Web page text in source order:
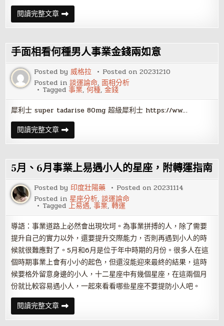
閱讀完整文章吃
什
麼
物
能
夠
提
高
記
憶
力
手面相看何種男人事業金錢兩如意
Posted by威格拉 Posted on20231210
Posted in談運論命,面相分析
Tagged事業,何種,金錢
犀利士 super tadarise 80mg 超級犀利士 https://ww…
閱讀完整文章手
面
相
何
種
男
人
事
業
金
錢
兩
如
意
5月、6月事業上易遇小人的星座，附轉運指南
Posted by 印度壯陽藥 Posted on20231114
Posted in 星座分析,談運論命
Tagged上易遇,事業,轉運
導語：事業道路上必然會出現坎坷。為事業拼搏的人，除了需要
提升自己的實力以外，還要提升交際能力，否則再遇到小人的時
候就很難應對了。5月和6月是位于年中時期的月份。很多人在這
個時期事業上會有小小的起色，但還沒能迎來最終的結果，這時
候要格外留意身邊的小人，十二星座中有幾個星座，在這兩個月
份就比較容易遇小人，一起來看看哪些星座不要提防小人吧。
閱讀完整文章5
月、
6